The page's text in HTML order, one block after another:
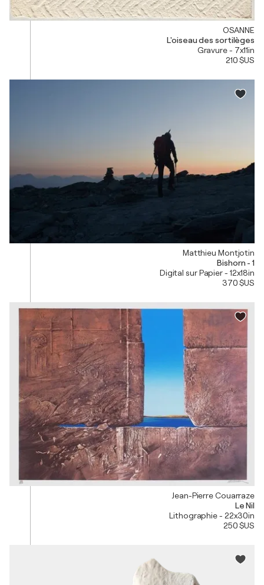
OSANNE
L'oiseau des sortilèges
Gravure - 7x11in
210 $US
Matthieu Montjotin
Bishorn - 1
Digital sur Papier - 12x18in
370 $US
Jean-Pierre Couarraze
Le Nil
Lithographie - 22x30in
250 $US